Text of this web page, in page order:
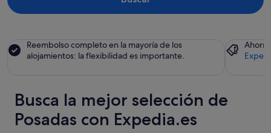
Reembolso completo en la mayoría de los
alojamientos: la flexibilidad es importante.
Busca la mejor selección de
Posadas con Expedia.es